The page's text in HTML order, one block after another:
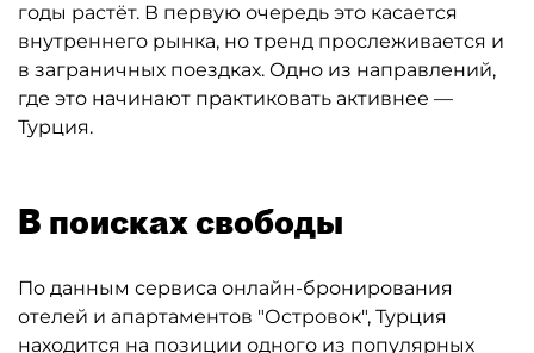
годы растёт. В первую очередь это касается
внутреннего рынка, но тренд прослеживается и
в заграничных поездках. Одно из направлений,
где это начинают практиковать активнее —
Турция.
В поисках свободы
По данным сервиса онлайн-бронирования
отелей и апартаментов "Островок", Турция
находится на позиции одного из популярных